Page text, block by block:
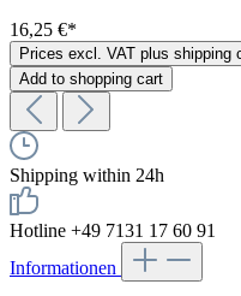
16,25 €*
Prices excl. VAT plus shipping
Add to shopping cart
Shipping within 24h
Hotline +49 7131 17 60 91
Informationen